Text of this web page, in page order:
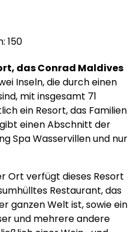
150
das Conrad Maldives
Inseln, die durch einen
mit insgesamt 71
ein Resort, das Familien
einen Abschnitt der
Spa Wasservillen und nur
Ort verfügt dieses Resort
Restaurant, das
ganzen Welt ist, sowie ein
und mehrere andere